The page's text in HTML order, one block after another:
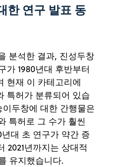
한 연구 발표 동
분석한 결과, 진성두창
가 1980년대 후반부터
현재 이 카테고리에
특허가 분류되어 있습
두창에 대한 간행물은
특허로 그 수가 훨씬
대 초 연구가 약간 증
2021년까지는 상대적
유지했습니다.